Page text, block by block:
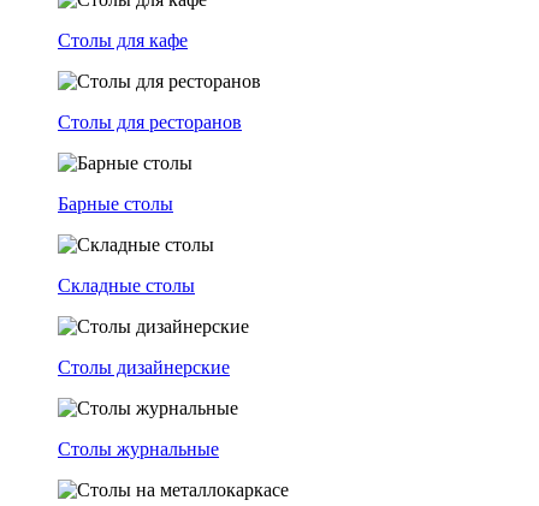
Столы для кафе
Столы для ресторанов
Барные столы
Складные столы
Столы дизайнерские
Столы журнальные